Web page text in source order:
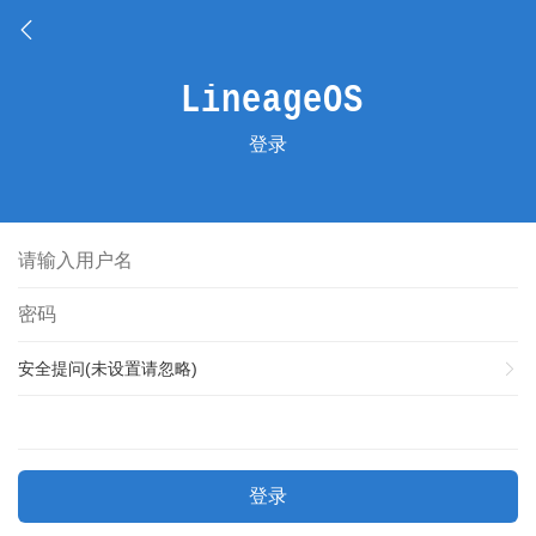
登录
安全提问(未设置请忽略)
登录